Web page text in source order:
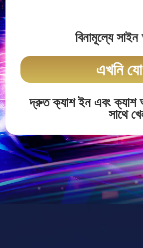
বিনামূল্যে
এখনি
দ্রুত ক্যাশ ইন এবং ক্যাশ
সাথে